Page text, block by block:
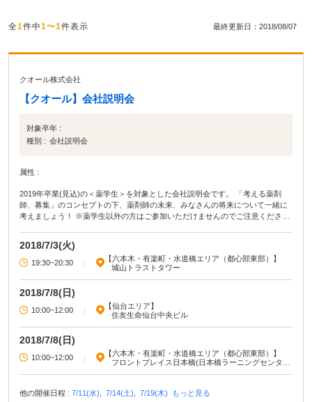
全1件中1〜1件表示 最終更新日：2018/08/07
クオール株式会社
【クオール】会社説明会
対象卒年 :
種別 : 会社説明会
属性 :
2019年卒業(見込)の＜薬学生＞を対象とした会社説明会です。 「考える薬剤
師、募集」のコンセプトの下、薬剤師の未来、みなさんの将来について一緒に
考えましょう！ ※薬学生以外の方はご参加いただけませんのでご注意くださ
2018/7/3(火)
19:30~20:30 |
【六本木・有楽町・水道橋エリア（都心部東部）】
城山トラストタワー
2018/7/8(日)
10:00~12:00 |
【仙台エリア】
住友生命仙台中央ビル
2018/7/8(日)
10:00~12:00 |
【六本木・有楽町・水道橋エリア（都心部東部）】
フロントプレイス日本橋(日本橋ラーニングセンタ
他の開催日程 : 7/11(水), 7/14(土), 7/19(木) もっと見る